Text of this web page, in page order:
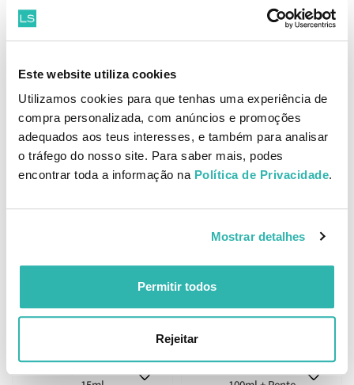
Este website utiliza cookies
Utilizamos cookies para que tenhas uma experiência de
compra personalizada, com anúncios e promoções
adequados aos teus interesses, e também para analisar
o tráfego do nosso site. Para saber mais, podes
encontrar toda a informação na Política de Privacidade.
Mostrar detalhes
Permitir todos
Rejeitar
Tratamento 2x200ml Preço
Especial
€31.90 44.30
ADICIONAR
Stop Piolhos Shampoo de
€19.94 27.70
ADICIONAR
Stop Pente com Lupa
7.70
ADICIONAR
Puressentiel Loção Anti-
Piolhos com Pente 100 ml
€19.28
ADICIONAR